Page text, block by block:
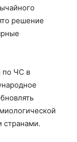
решение
по ЧС в
странами.